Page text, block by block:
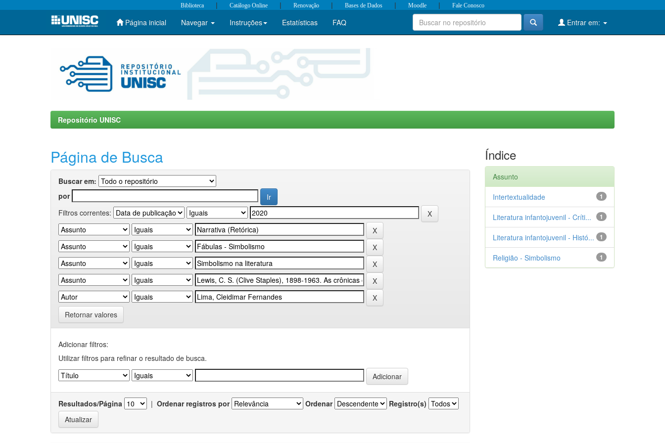
Skip
Biblioteca | Catálogo Online | Renovação | Bases de Dados | Moodle | Fale Conosco
Página inicial Navegar Instruções Estatísticas FAQ Entrar em:
Repositório UNISC
Página de Busca
Buscar em:
por
Filtros correntes:
Retornar valores
Adicionar filtros:
Utilizar filtros para refinar o resultado de busca.
Resultados/Página | Ordenar registros por Ordenar Registro(s)
Índice
Assunto
1
Intertextualidade
1
Literatura infantojuvenil - Críti...
1
Literatura infantojuvenil - Histó...
1
Religião - Simbolismo